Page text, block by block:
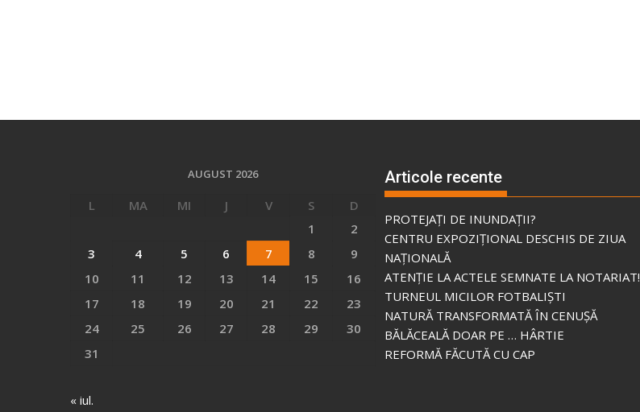
AUGUST 2026
L MA MI J V S
D
1
2
3
4 5 6 7 8
9
10
11 12 13 14 15
16
17
18 19 20 21 22
23
24
25 26 27 28 29
30
31
« iul.
Articole recente
PROTEJAȚI DE INUNDAȚII?
CENTRU EXPOZIȚIONAL DESCHIS DE ZIUA
NAȚIONALĂ
ATENȚIE LA ACTELE SEMNATE LA NOTARIAT!
TURNEUL MICILOR FOTBALIȘTI
NATURĂ TRANSFORMATĂ ÎN CENUȘĂ
BĂLĂCEALĂ DOAR PE … HÂRTIE
REFORMĂ FĂCUTĂ CU CAP